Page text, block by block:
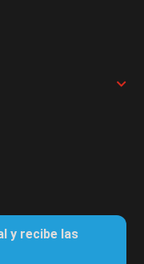
y recibe las